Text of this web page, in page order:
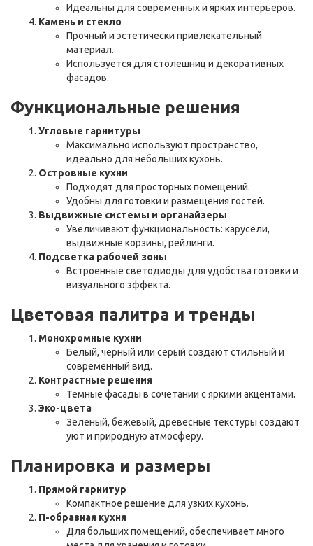
Идеальны для современных и ярких интерьеров.
Камень и стекло
Прочный и эстетически привлекательный
материал.
Используется для столешниц и декоративных
фасадов.
Функциональные решения
Угловые гарнитуры
Максимально используют пространство,
идеально для небольших кухонь.
Островные кухни
Подходят для просторных помещений.
Удобны для готовки и размещения гостей.
Выдвижные системы и органайзеры
Увеличивают функциональность: карусели,
выдвижные корзины, рейлинги.
Подсветка рабочей зоны
Встроенные светодиоды для удобства готовки и
визуального эффекта.
Цветовая палитра и тренды
Монохромные кухни
Белый, черный или серый создают стильный и
современный вид.
Контрастные решения
Темные фасады в сочетании с яркими акцентами.
Эко-цвета
Зеленый, бежевый, древесные текстуры создают
уют и природную атмосферу.
Планировка и размеры
Прямой гарнитур
Компактное решение для узких кухонь.
П-образная кухня
Для больших помещений, обеспечивает много